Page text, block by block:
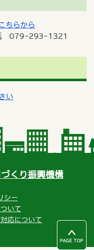
ちらから
話 079-293-1321
い
くり振興機構
シー
いて
応について